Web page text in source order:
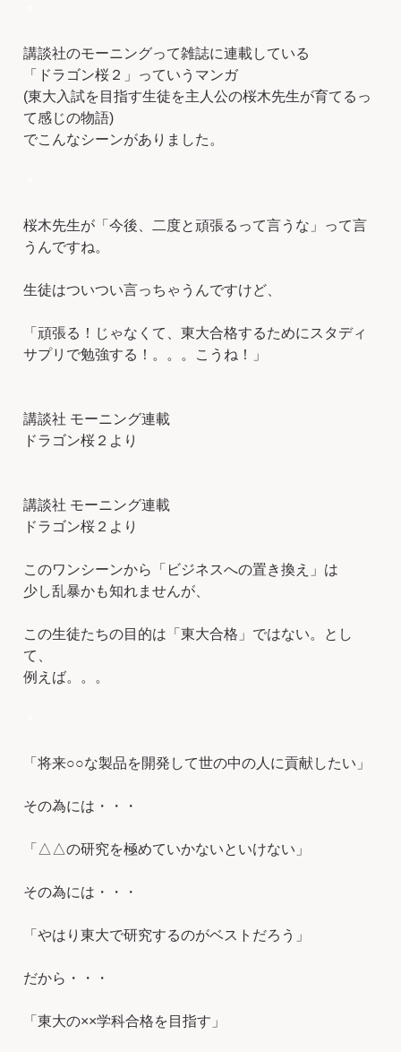
講談社のモーニングって雑誌に連載している
「ドラゴン桜２」っていうマンガ
(東大入試を目指す生徒を主人公の桜木先生が育てるっ
て感じの物語)
でこんなシーンがありました。
桜木先生が「今後、二度と頑張るって言うな」って言
うんですね。
生徒はついつい言っちゃうんですけど、
「頑張る！じゃなくて、東大合格するためにスタディ
サプリで勉強する！。。。こうね！」
講談社 モーニング連載
ドラゴン桜２より
講談社 モーニング連載
ドラゴン桜２より
このワンシーンから「ビジネスへの置き換え」は
少し乱暴かも知れませんが、
この生徒たちの目的は「東大合格」ではない。とし
て、
例えば。。。
「将来○○な製品を開発して世の中の人に貢献したい」
その為には・・・
「△△の研究を極めていかないといけない」
その為には・・・
「やはり東大で研究するのがベストだろう」
だから・・・
「東大の××学科合格を目指す」